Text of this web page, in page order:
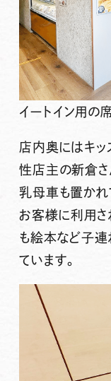
イートイン用の
店内奥にはキ
性店主の新倉さ
乳母車も置かれ
お客様に利用さ
も絵本など子連
ています。